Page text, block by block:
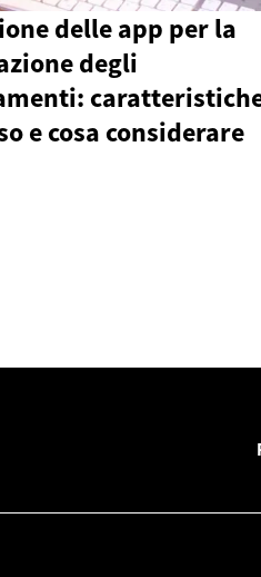
delle app per la
degli
e cosa considerare